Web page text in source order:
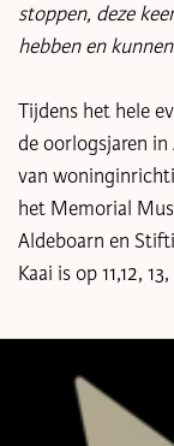
stoppen, deze
hebben en
Tijdens het hele
de oorlogsjaren
van
het Memorial
Aldeboarn en
Kaai is op 11,12,